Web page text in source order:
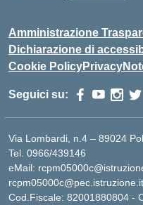
Amministrazione
Dichiarazione di
Cookie PolicyPrivacy
Seguici su:
Via Lombardi, n.4 – 89024
Tel. 0966/439146
eMail:
rcpm05000c@pec.istruzione.it
Cod.Fiscale: 82001880804 -